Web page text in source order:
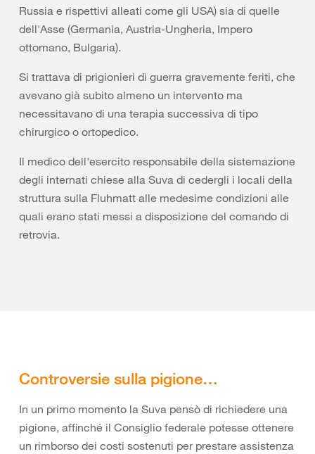
Russia e rispettivi alleati come gli USA) sia di quelle
dell'Asse (Germania, Austria-Ungheria, Impero
ottomano, Bulgaria).
Si trattava di prigionieri di guerra gravemente feriti, che
avevano già subito almeno un intervento ma
necessitavano di una terapia successiva di tipo
chirurgico o ortopedico.
Il medico dell'esercito responsabile della sistemazione
degli internati chiese alla Suva di cedergli i locali della
struttura sulla Fluhmatt alle medesime condizioni alle
quali erano stati messi a disposizione del comando di
retrovia.
Controversie sulla pigione…
In un primo momento la Suva pensò di richiedere una
pigione, affinché il Consiglio federale potesse ottenere
un rimborso dei costi sostenuti per prestare assistenza